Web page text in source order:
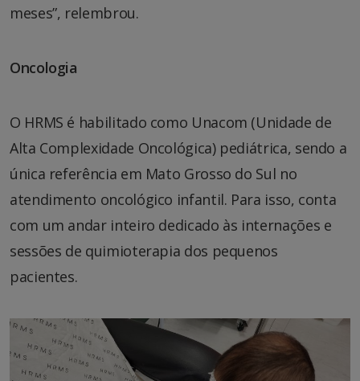
meses”, relembrou.
Oncologia
O HRMS é habilitado como Unacom (Unidade de
Alta Complexidade Oncológica) pediátrica, sendo a
única referência em Mato Grosso do Sul no
atendimento oncológico infantil. Para isso, conta
com um andar inteiro dedicado às internações e
sessões de quimioterapia dos pequenos
pacientes.